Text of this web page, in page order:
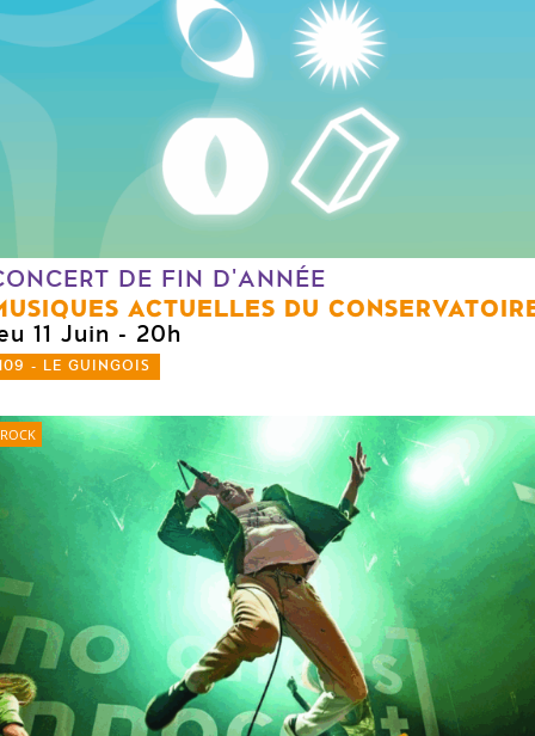
DE FIN D'ANNÉE
ACTUELLES DU
11 Juin - 20h
- LE GUINGOIS
ROCK